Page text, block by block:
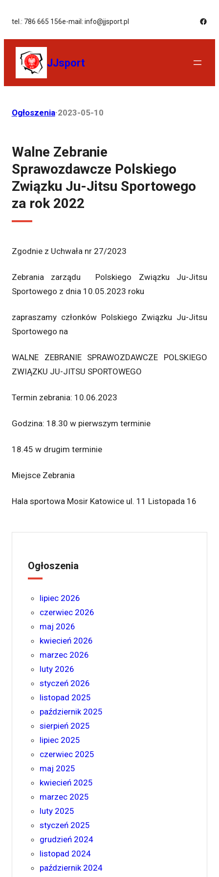
tel.: 786 665 156e-mail: info@jjsport.pl
JJsport
Ogłoszenia·2023-05-10
Walne Zebranie
Sprawozdawcze Polskiego
Związku Ju-Jitsu Sportowego
za rok 2022
Zgodnie z Uchwała nr 27/2023
Zebrania zarządu Polskiego Związku Ju-Jitsu
Sportowego z dnia 10.05.2023 roku
zapraszamy członków Polskiego Związku Ju-Jitsu
Sportowego na
WALNE ZEBRANIE SPRAWOZDAWCZE POLSKIEGO
ZWIĄZKU JU-JITSU SPORTOWEGO
Termin zebrania: 10.06.2023
Godzina: 18.30 w pierwszym terminie
18.45 w drugim terminie
Miejsce Zebrania
Hala sportowa Mosir Katowice ul. 11 Listopada 16
Ogłoszenia
lipiec 2026
czerwiec 2026
maj 2026
kwiecień 2026
marzec 2026
luty 2026
styczeń 2026
listopad 2025
październik 2025
sierpień 2025
lipiec 2025
czerwiec 2025
maj 2025
kwiecień 2025
marzec 2025
luty 2025
styczeń 2025
grudzień 2024
listopad 2024
październik 2024